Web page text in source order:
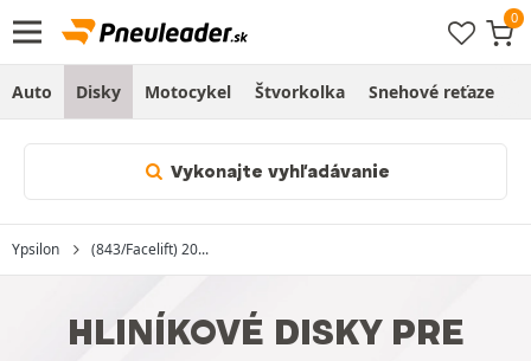
Auto Disky Motocykel Štvorkolka Snehové reťaze
Vykonajte vyhľadávanie
Ypsilon (843/Facelift) 20...
HLINÍKOVÉ DISKY PRE